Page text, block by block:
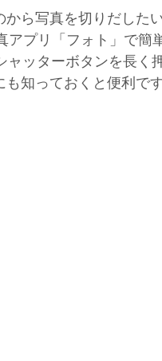
から写真を切りだしたい
プリ「フォト」で簡
ャッターボタンを長く
知っておくと便利です